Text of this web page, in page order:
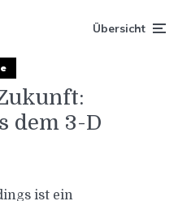
Übersicht
dem 3-D
ist ein